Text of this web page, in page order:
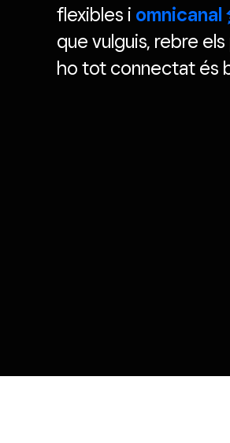
flexibles i omnicanal
que vulguis, rebre
ho tot connectat és